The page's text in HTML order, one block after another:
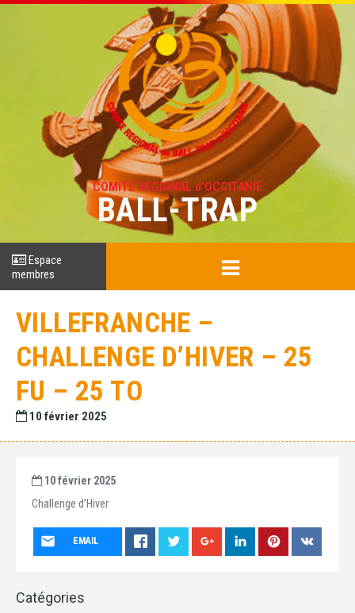
COMITÉ RÉGIONAL d'OCCITANIE
BALL-TRAP
Espace
membres
VILLEFRANCHE –
CHALLENGE D’HIVER – 25
FU – 25 TO
10 février 2025
10 février 2025
Challenge d’Hiver
EMAIL
Catégories